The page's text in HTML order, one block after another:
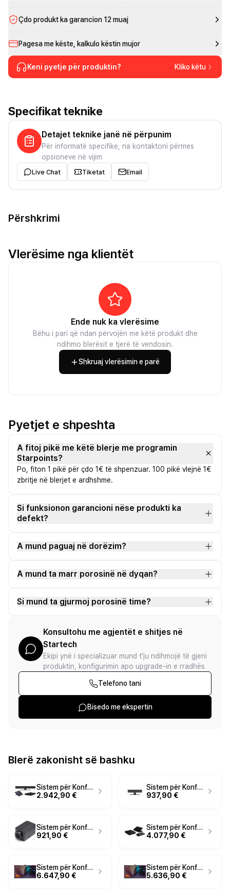
Çdo produkt ka garancion 12 muaj
Pagesa me këste, kalkulo këstin mujor
Keni pyetje për produktin? Kliko këtu
Specifikat teknike
Detajet teknike janë në përpunim
Për informatë specifike, na kontaktoni përmes
opsioneve në vijim
Live Chat Tiketat Email
Përshkrimi
Vlerësime nga klientët
Ende nuk ka vlerësime
Bëhu i pari që ndan përvojën me këtë produkt dhe
ndihmo blerësit e tjerë të vendosin.
Shkruaj vlerësimin e parë
Pyetjet e shpeshta
A fitoj pikë me këtë blerje me programin
Starpoints?
Po, fiton 1 pikë për çdo 1€ të shpenzuar. 100 pikë vlejnë 1€
zbritje në blerjet e ardhshme.
Si funksionon garancioni nëse produkti ka
defekt?
A mund paguaj në dorëzim?
A mund ta marr porosinë në dyqan?
Si mund ta gjurmoj porosinë time?
Konsultohu me agjentët e shitjes në
Startech
Ekipi ynë i specializuar mund t'ju ndihmojë të gjeni
produktin, konfigurimin apo upgrade-in e rradhës
Telefono tani
Bisedo me ekspertin
Blerë zakonisht së bashku
Sistem për Konferencë Jabra PanaCast 50 Room System - Zezë
2.942,90 €
Sistem për Konferencë Jabra PanaCast U30 Video Bar / 4K / USB - Zezë
937,90 €
Sistem për Konferencë Jabra Cam IQ / 1080p / USB-C - Zezë
921,90 €
Sistem për Konferencë Lenovo ThinkSmart Core Gen 2 Kit / Intel Core Ultra 5 135H / 16GB DDR5 / 256GB - Zezë
4.077,90 €
Sistem për Konferencë Yealink MeetingBoard Pro 86 / 86" / 4K / Android - Hiri
6.647,90 €
Sistem për Konferencë Yealink MeetingBoard Pro 75 / 75" / 4K / Android - Hiri
5.636,90 €